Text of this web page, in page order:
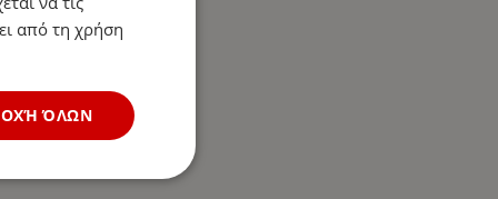
από τη χρήση
ΌΛΩΝ